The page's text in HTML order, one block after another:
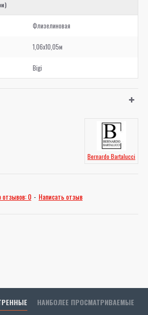
Флизелиновая
1,06x10,05м
Bigi
Bernardo Bartalucci
отзывов: 0 - Написать отзыв
НАИБОЛЕЕ ПРОСМАТРИВАЕМЫЕ